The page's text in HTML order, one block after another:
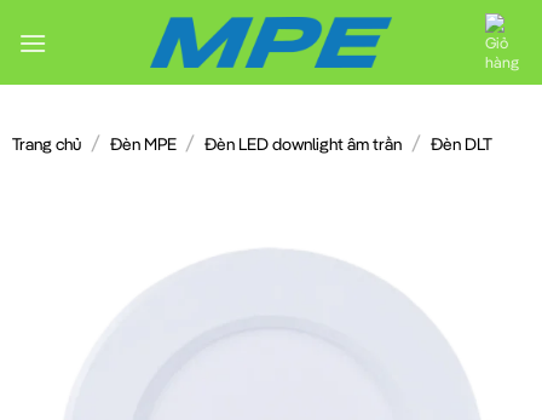
đến
Trang chủ / Đèn MPE / Đèn LED downlight âm trần / Đèn DLT